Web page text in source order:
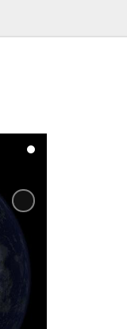
Next